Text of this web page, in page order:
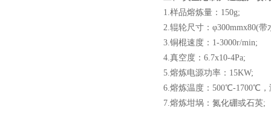
1.样品熔炼量：150g;
2.辊轮尺寸：φ300mmx80(带
3.铜棍速度：1-3000r/min;
4.真空度：6.7x10-4Pa;
5.熔炼电源功率：15KW;
6.熔炼温度：500℃-1700℃
7.熔炼坩埚：氮化硼或石英;